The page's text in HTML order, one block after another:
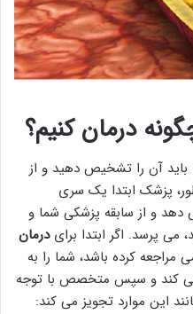
درمان کنیم؟
باید آن را تشخیص دهید و از
پزشک ابتدا یک سری
دهد و از سابقه پزشکی شما و
می پرسد. اگر ابتدا برایدرمان
کرده باشد، شما را به
کند و سپس متخصص با توجه
این موارد تجویز می کند: